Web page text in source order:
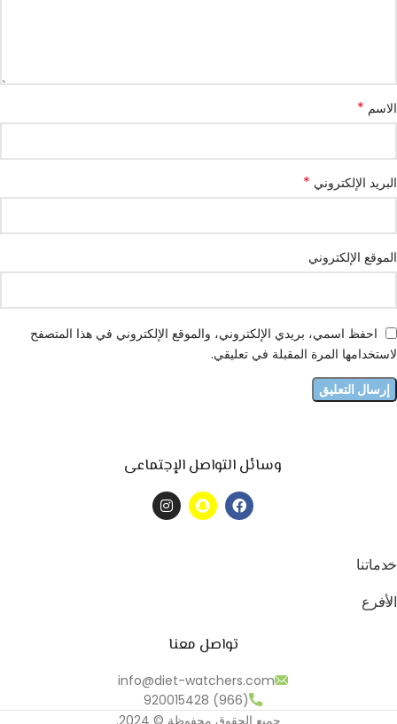
الاسم *
البريد الإلكتروني *
الموقع الإلكتروني
احفظ اسمي، بريدي الإلكتروني، والموقع الإلكتروني في هذا المتصفح
لاستخدامها المرة المقبلة في تعليقي.
وسائل التواصل الإجتماعى
خدماتنا
الأفرع
تواصل معنا
info@diet-watchers.com
(966) 920015428
جميع الحقوق محفوظة © 2024.